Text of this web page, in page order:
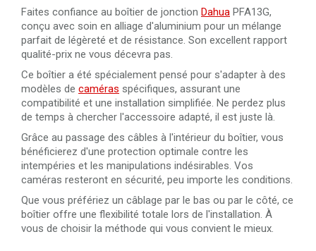
Faites confiance au boîtier de jonction Dahua PFA13G,
conçu avec soin en alliage d'aluminium pour un mélange
parfait de légèreté et de résistance. Son excellent rapport
qualité-prix ne vous décevra pas.
Ce boîtier a été spécialement pensé pour s'adapter à des
modèles de caméras spécifiques, assurant une
compatibilité et une installation simplifiée. Ne perdez plus
de temps à chercher l'accessoire adapté, il est juste là.
Grâce au passage des câbles à l'intérieur du boîtier, vous
bénéficierez d'une protection optimale contre les
intempéries et les manipulations indésirables. Vos
caméras resteront en sécurité, peu importe les conditions.
Que vous préfériez un câblage par le bas ou par le côté, ce
boîtier offre une flexibilité totale lors de l'installation. À
vous de choisir la méthode qui vous convient le mieux.